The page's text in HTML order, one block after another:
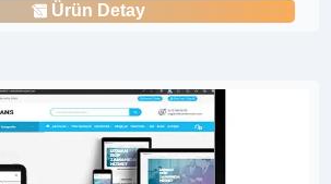
Ürün Detay